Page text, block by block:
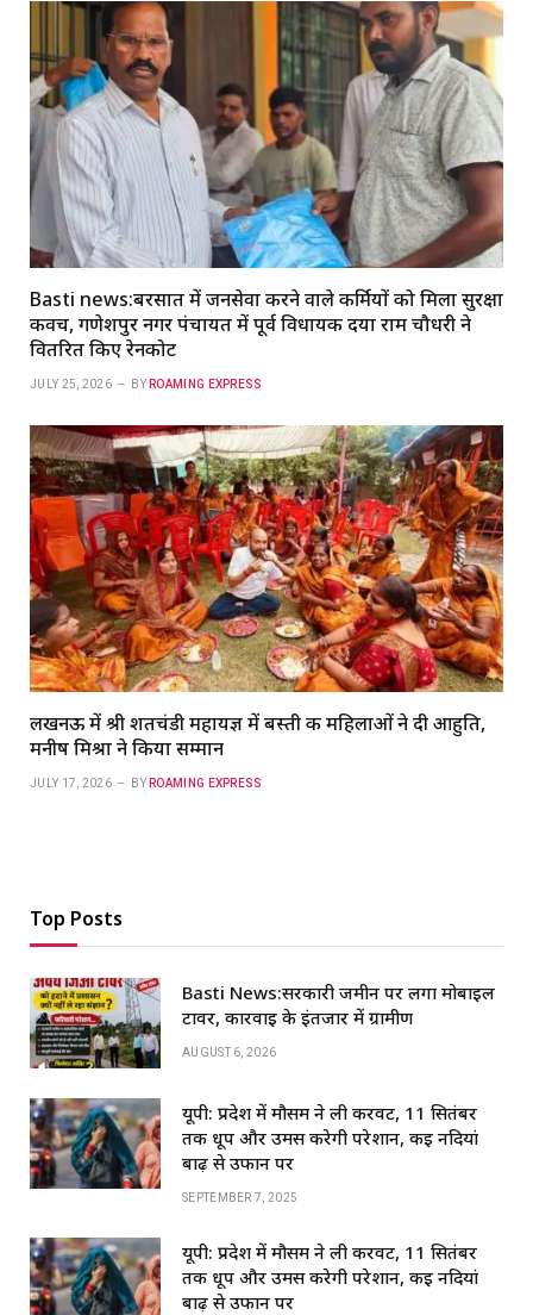
Basti news:बरसात में जनसेवा करने वाले कर्मियों को मिला सुरक्षा
कवच, गणेशपुर नगर पंचायत में पूर्व विधायक दया राम चौधरी ने
वितरित किए रेनकोट
JULY 25, 2026 BY ROAMING EXPRESS
लखनऊ में श्री शतचंडी महायज्ञ में बस्ती की महिलाओं ने दी आहुति,
मनीष मिश्रा ने किया सम्मान
JULY 17, 2026 BY ROAMING EXPRESS
Top Posts
Basti News:सरकारी जमीन पर लगा मोबाइल
टावर, कार्रवाई के इंतजार में ग्रामीण
AUGUST 6, 2026
यूपी: प्रदेश में मौसम ने ली करवट, 11 सितंबर
तक धूप और उमस करेगी परेशान, कई नदियां
बाढ़ से उफान पर
SEPTEMBER 7, 2025
यूपी: प्रदेश में मौसम ने ली करवट, 11 सितंबर
तक धूप और उमस करेगी परेशान, कई नदियां
बाढ़ से उफान पर